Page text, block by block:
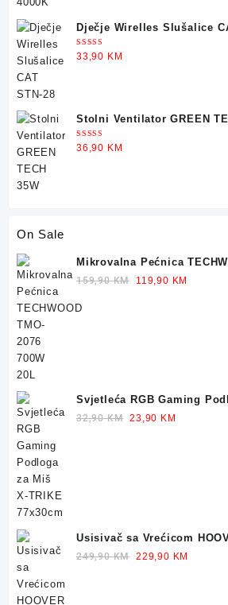
Dječje Wirelles Slušalice
Ocjenjeno
5.00od 5
33,90 KM
Stolni Ventilator GREEN
Ocjenjeno
5.00od 5
36,90 KM
On Sale
Mikrovalna Pećnica
700W 20L
159,90KM
Original
119,90 KM
Svjetleća RGB Gaming
TRIKE 77x30cm
32,90KM Original
23,90 KM
Usisivač sa Vrećicom HOOVER
TE70 700W
249,90KM Original
229,90 KM